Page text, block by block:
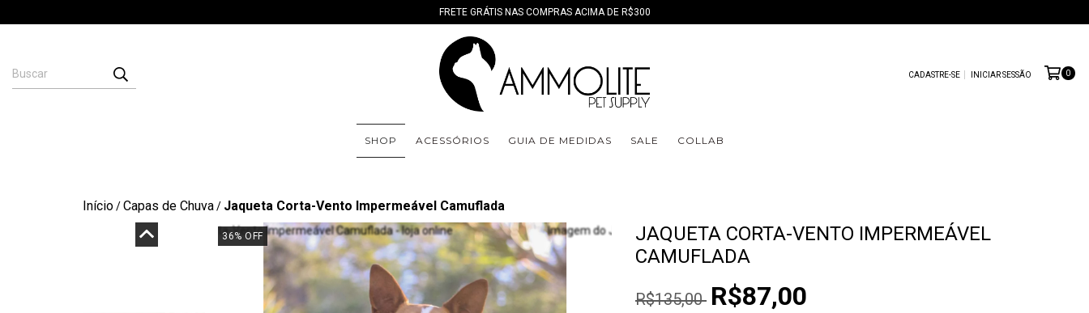
FRETE GRÁTIS NAS COMPRAS ACIMA DE R$300
CADASTRE-SE INICIAR SESSÃO 0
SHOP ACESSÓRIOS GUIA DE MEDIDAS SALE COLLAB
Início/Capas de Chuva/ Jaqueta Corta-Vento Impermeável Camuflada
36%OFF
JAQUETA CORTA-VENTO IMPERMEÁVEL
CAMUFLADA
R$135,00 R$87,00